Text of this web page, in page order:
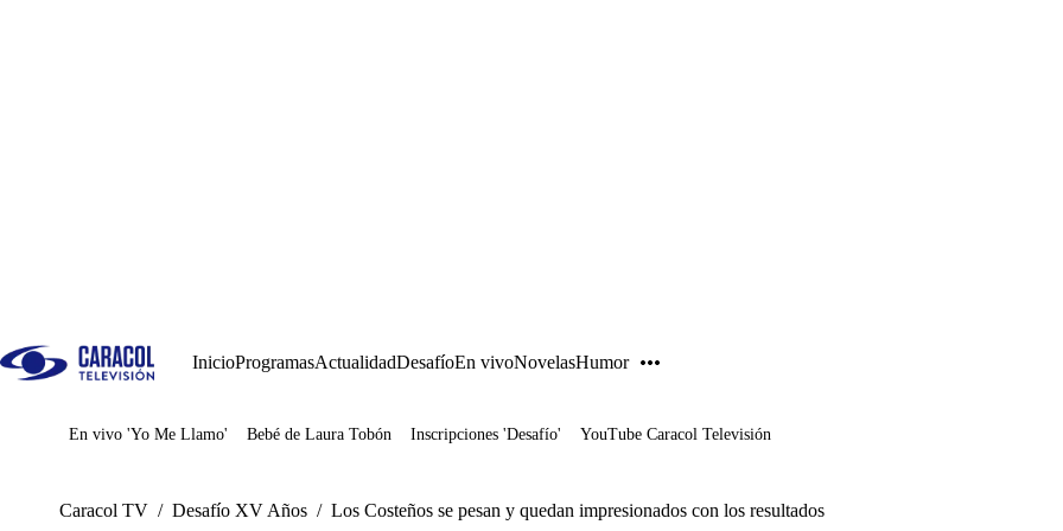
InicioProgramasActualidadDesafíoEn vivoNovelasHumor
Juegos
En vivo 'Yo Me Llamo' Bebé de Laura Tobón Inscripciones 'Desafío' YouTube Caracol Televisión
Caracol TV / Desafío XV Años / Los Costeños se pesan y quedan impresionados con los resultados